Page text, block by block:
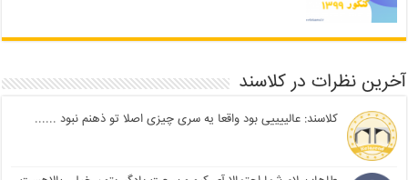
آخرین نظرات در کلاسند
کلاسند: عالییییی بود واقعا یه سری چیزی اصلا تو ذهنم نبود ......